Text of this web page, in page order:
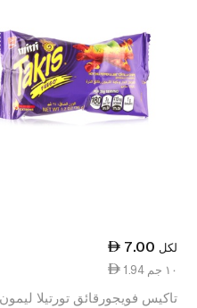
7.00 لكل
1.94 ١٠ جم
تاكيس فويجورقائق تورتيلا